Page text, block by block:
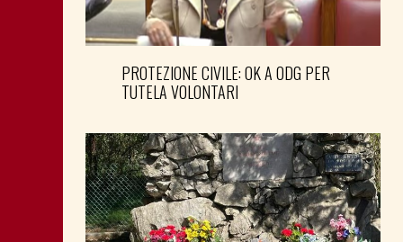
PROTEZIONE CIVILE: OK A ODG PER
TUTELA VOLONTARI